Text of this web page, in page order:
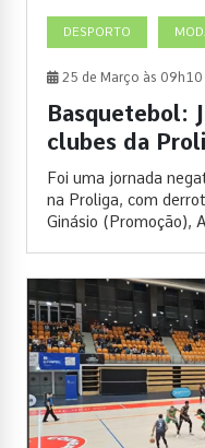
DESPORTO
25 de Março às 09h10
Basquetebol:
clubes da
Foi uma jornada
na Proliga, com
Ginásio (Promoção),